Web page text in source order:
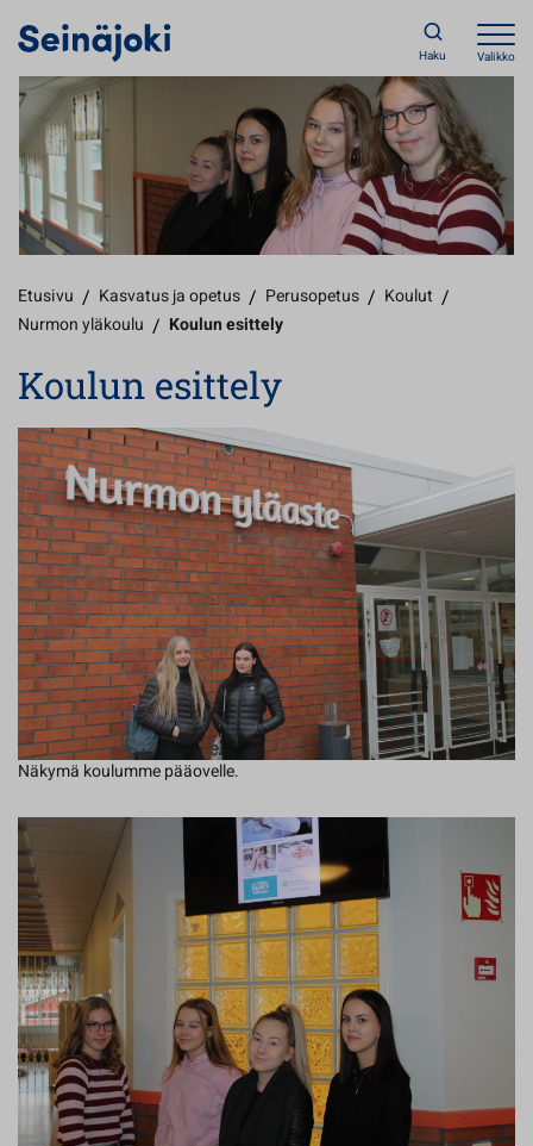
Haku Valikko
Etusivu / Kasvatus ja opetus / Perusopetus / Koulut /
Nurmon yläkoulu / Koulun esittely
Koulun esittely
Näkymä koulumme pääovelle.